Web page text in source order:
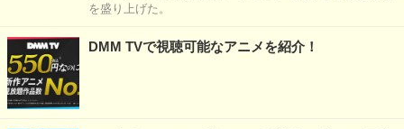
を盛り上げた。
DMM TVで視聴可能なアニメを紹介！